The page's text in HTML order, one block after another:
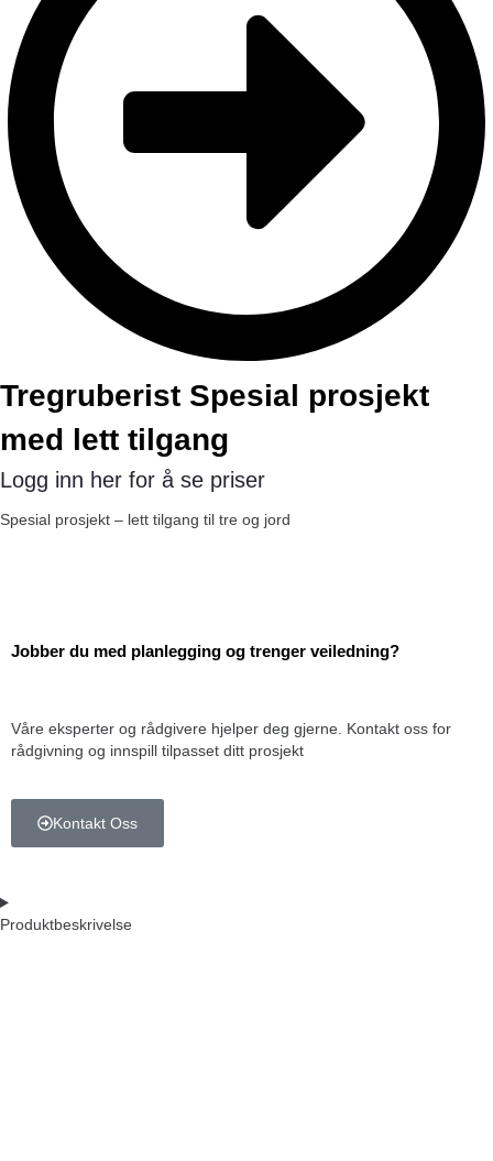
Tregruberist Spesial prosjekt
med lett tilgang
Logg inn her for å se priser
Spesial prosjekt – lett tilgang til tre og jord
Jobber du med planlegging og trenger veiledning?
Våre eksperter og rådgivere hjelper deg gjerne. Kontakt oss for
rådgivning og innspill tilpasset ditt prosjekt
Kontakt Oss
Produktbeskrivelse